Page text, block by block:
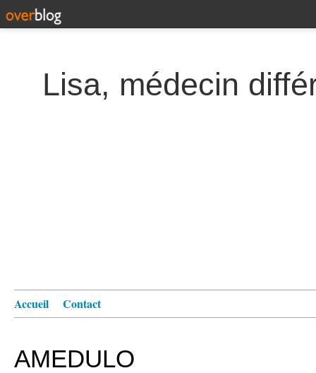
Lisa, médecin
Accueil Contact
AMEDULO